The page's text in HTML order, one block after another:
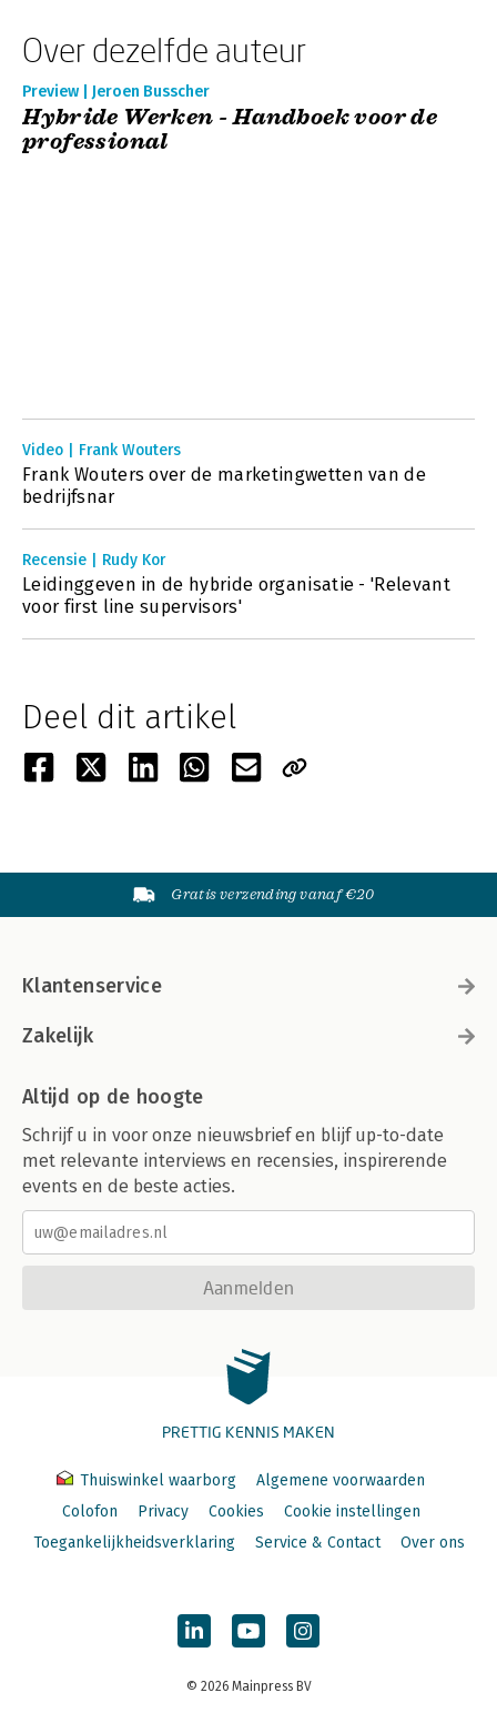
Over dezelfde auteur
Preview | Jeroen Busscher
Hybride Werken - Handboek voor de
professional
Video | Frank Wouters
Frank Wouters over de marketingwetten van de
bedrijfsnar
Recensie | Rudy Kor
Leidinggeven in de hybride organisatie - 'Relevant
voor first line supervisors'
Deel dit artikel
Gratis verzending vanaf €20
Klantenservice
Zakelijk
Altijd op de hoogte
Schrijf u in voor onze nieuwsbrief en blijf up-to-date
met relevante interviews en recensies, inspirerende
events en de beste acties.
Aanmelden
PRETTIG KENNIS MAKEN
Thuiswinkel waarborg
Algemene voorwaarden
Colofon
Privacy Cookies
Cookie instellingen
Toegankelijkheidsverklaring
Service & Contact Over ons
© 2026 Mainpress BV